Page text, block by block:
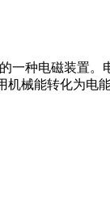
一种电磁装置
机械能转化为电